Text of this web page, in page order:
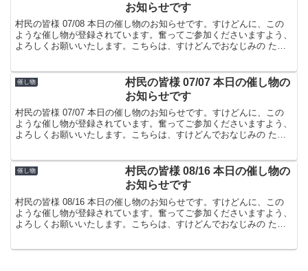
お知らせです
村民の皆様 07/08 本日の催し物のお知らせです。すけどんに、この
ような催し物が登録されています。奮ってご参加くださいますよう、
よろしくお願いいたします。こちらは、すけどんでおなじみの たま
催し物
村民の皆様 07/07 本日の催し物の
お知らせです
村民の皆様 07/07 本日の催し物のお知らせです。すけどんに、この
ような催し物が登録されています。奮ってご参加くださいますよう、
よろしくお願いいたします。こちらは、すけどんでおなじみの たま
催し物
村民の皆様 08/16 本日の催し物の
お知らせです
村民の皆様 08/16 本日の催し物のお知らせです。すけどんに、この
ような催し物が登録されています。奮ってご参加くださいますよう、
よろしくお願いいたします。こちらは、すけどんでおなじみの たま